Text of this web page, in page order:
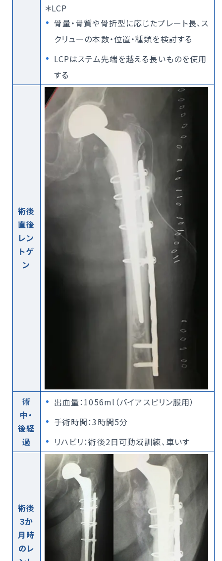
＊LCP
骨量・骨質や骨折型に応じたプレート長、ス
クリューの本数・位置・種類を検討する
LCPはステム先端を越える長いものを使用
する
術後
直後
レン
トゲ
ン
術
中・
後経
過
出血量：1056ml（バイアスピリン服用）
手術時間：3時間5分
リハビリ：術後2日可動域訓練、車いす
術後
3か
月時
のレ